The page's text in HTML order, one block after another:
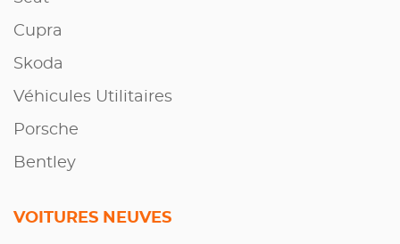
Cupra
Skoda
Véhicules Utilitaires
Porsche
Bentley
VOITURES NEUVES